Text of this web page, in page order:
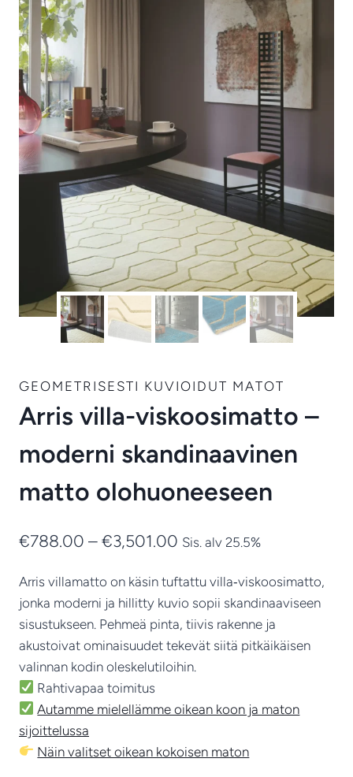
GEOMETRISESTI KUVIOIDUT MATOT
Arris villa-viskoosimatto –
moderni skandinaavinen
matto olohuoneeseen
€788.00 – €3,501.00 Hintaluokka:
-
€3,501.00
Sis. alv 25.5%
Arris villamatto on käsin tuftattu villa‑viskoosimatto,
jonka moderni ja hillitty kuvio sopii skandinaaviseen
sisustukseen. Pehmeä pinta, tiivis rakenne ja
akustoivat ominaisuudet tekevät siitä pitkäikäisen
valinnan kodin oleskelutiloihin.
Rahtivapaa toimitus
Autamme mielellämme oikean koon ja maton
sijoittelussa
Näin valitset oikean kokoisen maton